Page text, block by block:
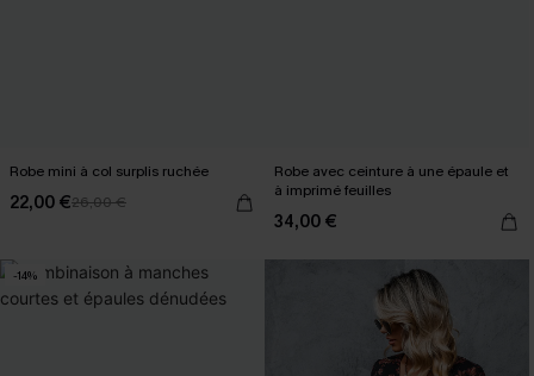
Robe mini à col surplis ruchée
22,00 €26,00 €
Robe avec ceinture à une épaule et
à imprimé feuilles
34,00 €
-14%